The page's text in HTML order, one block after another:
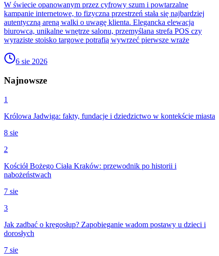
W świecie opanowanym przez cyfrowy szum i powtarzalne
kampanie internetowe, to fizyczna przestrzeń stała się najbardziej
autentyczną areną walki o uwagę klienta. Elegancka elewacja
biurowca, unikalne wnętrze salonu, przemyślana strefa POS czy
wyraziste stoisko targowe potrafią wywrzeć pierwsze wraże
6 sie 2026
Najnowsze
1
Królowa Jadwiga: fakty, fundacje i dziedzictwo w kontekście miasta
8 sie
2
Kościół Bożego Ciała Kraków: przewodnik po historii i
nabożeństwach
7 sie
3
Jak zadbać o kręgosłup? Zapobieganie wadom postawy u dzieci i
dorosłych
7 sie